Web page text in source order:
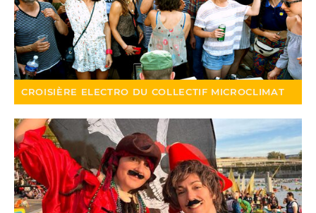
CROISIÈRE ELECTRO DU COLLECTIF MICROCLIMAT